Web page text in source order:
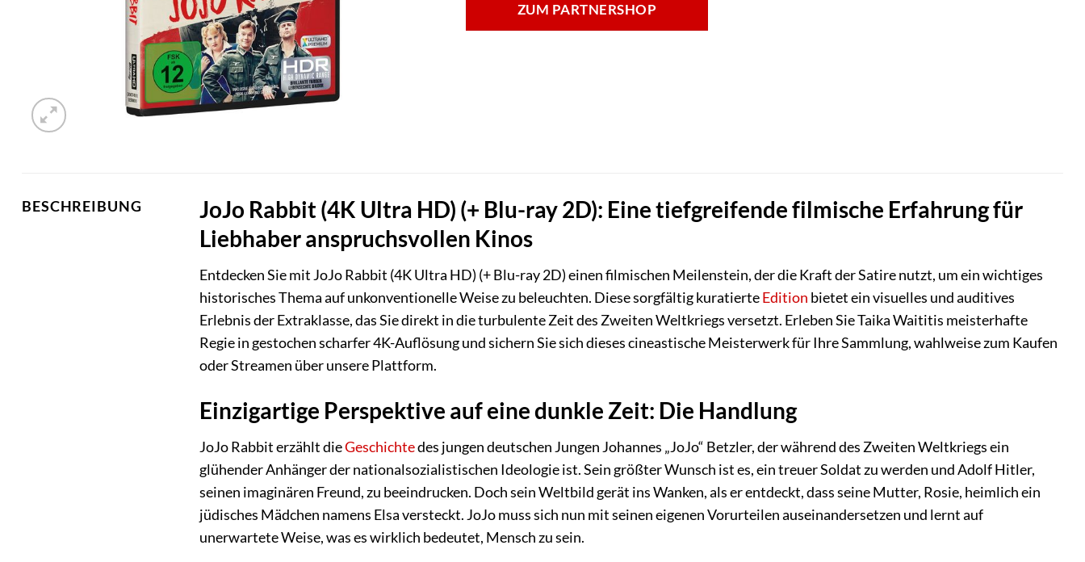
ZUM PARTNERSHOP
BESCHREIBUNG
JoJo Rabbit (4K Ultra HD) (+ Blu-ray 2D): Eine tiefgreifende filmische Erfahrung für
Liebhaber anspruchsvollen Kinos
Entdecken Sie mit JoJo Rabbit (4K Ultra HD) (+ Blu-ray 2D) einen filmischen Meilenstein, der die Kraft der Satire nutzt, um ein wichtiges
historisches Thema auf unkonventionelle Weise zu beleuchten. Diese sorgfältig kuratierteEdition bietet ein visuelles und auditives
Erlebnis der Extraklasse, das Sie direkt in die turbulente Zeit des Zweiten Weltkriegs versetzt. Erleben Sie Taika Waititis meisterhafte
Regie in gestochen scharfer 4K-Auflösung und sichern Sie sich dieses cineastische Meisterwerk für Ihre Sammlung, wahlweise zum Kaufen
oder Streamen über unsere Plattform.
Einzigartige Perspektive auf eine dunkle Zeit: Die Handlung
JoJo Rabbit erzählt dieGeschichtedes jungen deutschen Jungen Johannes „JoJo“ Betzler, der während des Zweiten Weltkriegs ein
glühender Anhänger der nationalsozialistischen Ideologie ist. Sein größter Wunsch ist es, ein treuer Soldat zu werden und Adolf Hitler,
seinen imaginären Freund, zu beeindrucken. Doch sein Weltbild gerät ins Wanken, als er entdeckt, dass seine Mutter, Rosie, heimlich ein
jüdisches Mädchen namens Elsa versteckt. JoJo muss sich nun mit seinen eigenen Vorurteilen auseinandersetzen und lernt auf
unerwartete Weise, was es wirklich bedeutet, Mensch zu sein.